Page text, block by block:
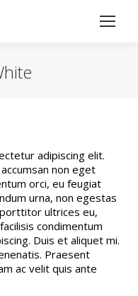
adipiscing elit.
non eget
orci, eu feugiat
urna, non egestas
ultrices eu,
condimentum
Duis et aliquet mi.
Praesent
ac velit quis ante